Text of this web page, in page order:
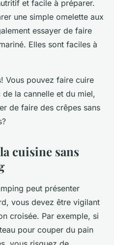
et facile à préparer.
une simple omelette aux
essayer de faire
Elles sont faciles à
Vous pouvez faire cuire
la cannelle et du miel,
de faire des crêpes sans
cuisine sans
peut présenter
vous devez être vigilant
croisée. Par exemple, si
pour couper du pain